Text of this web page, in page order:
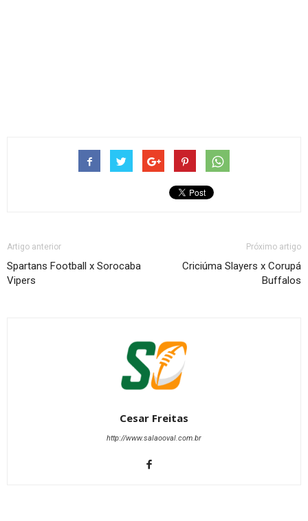
Artigo anterior
Spartans Football x Sorocaba
Vipers
Próximo artigo
Criciúma Slayers x Corupá
Buffalos
Cesar Freitas
http://www.salaooval.com.br